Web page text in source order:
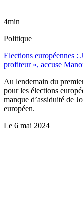
4min
Politique
Elections européennes :
profiteur », accuse
Au lendemain du
pour les élections
manque d’assiduité de
européen.
Le 6 mai 2024